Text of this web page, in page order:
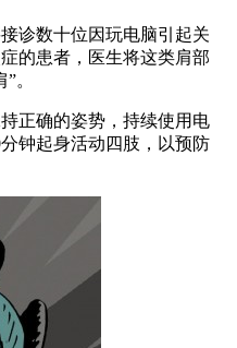
诊数十位因玩电脑引起关
的患者，医生将这类肩部
。
正确的姿势，持续使用电
钟起身活动四肢，以预防